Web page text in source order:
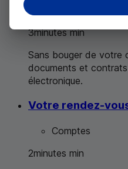
3minutesmin
Sans bouger de votre
documents et
électronique.
Votre rendez-
Comptes
2minutes min